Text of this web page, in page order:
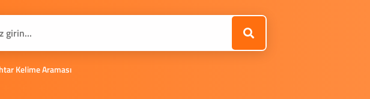
Kelime Araması